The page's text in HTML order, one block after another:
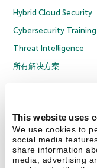
This website uses
We use cookies to
social media
share information
media, advertising
Hybrid Cloud Security
Cybersecurity Training
Threat Intelligence
所有解决方案
反腐败政策
京ICP备12053225号
京
联系我们 关于我们 合